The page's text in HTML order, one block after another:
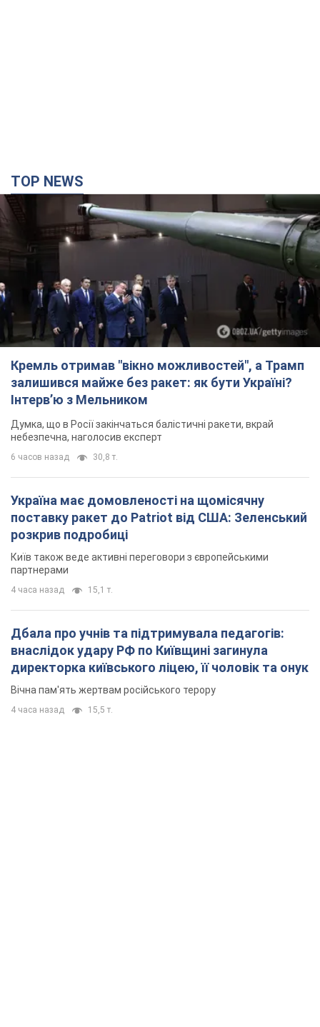
TOP NEWS
Кремль отримав "вікно можливостей", а Трамп
залишився майже без ракет: як бути Україні?
Інтерв’ю з Мельником
Думка, що в Росії закінчаться балістичні ракети, вкрай
небезпечна, наголосив експерт
6 часов назад 30,8 т.
Україна має домовленості на щомісячну
поставку ракет до Patriot від США: Зеленський
розкрив подробиці
Київ також веде активні переговори з європейськими
партнерами
4 часа назад 15,1 т.
Дбала про учнів та підтримувала педагогів:
внаслідок удару РФ по Київщині загинула
директорка київського ліцею, її чоловік та онук
Вічна пам'ять жертвам російського терору
4 часа назад 15,5 т.